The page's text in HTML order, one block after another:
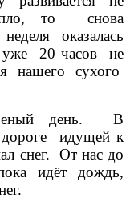
то снова
оказалась
уже 20 часов не
нашего сухого
день. В
идущей к
снег. От нас до
идёт дождь,